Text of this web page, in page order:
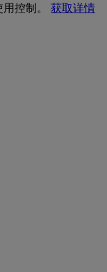
控制。 获取详情